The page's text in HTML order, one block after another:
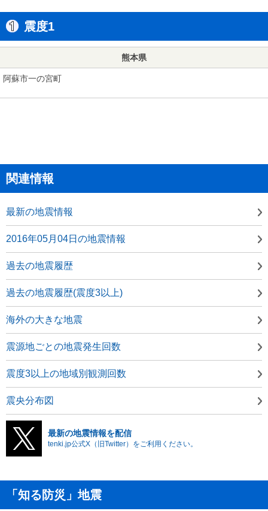
震度1
熊本県
阿蘇市一の宮町
関連情報
最新の地震情報
2016年05月04日の地震情報
過去の地震履歴
過去の地震履歴(震度3以上)
海外の大きな地震
震源地ごとの地震発生回数
震度3以上の地域別観測回数
震央分布図
最新の地震情報を配信
tenki.jp公式X（旧Twitter）をご利用ください。
「知る防災」地震